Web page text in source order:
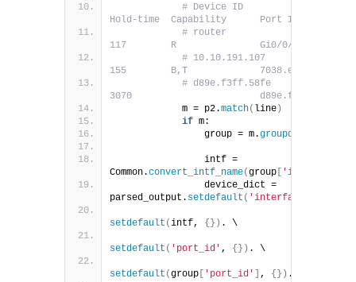
# Device ID           Local
Hold-time  Capability      Port ID
# router               Gi1/0/52
117        R               Gi0/0/0
# 10.10.191.107       Gi1/0/14
155        B,T             7038.eeff.572d
# d89e.f3ff.58fe      Gi1/0/33
3070                       d89e.f3ff.58fe
            m = p2.
match( line)
if m:
                group = m.
groupdict
                intf =
Common.convert_intf_name(group [ 'interfaces'
                device_dict =
parsed_output. setdefault ( 'interfaces'
setdefault (intf, {}) . \
setdefault ( 'port_id' , {}) . \
setdefault (group [ 'port_id' ] , {}) .\